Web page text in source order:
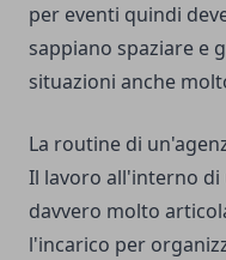
per eventi quindi
sappiano spaziare e
situazioni anche
La routine di
Il lavoro all'interno di
davvero molto
l'incarico per